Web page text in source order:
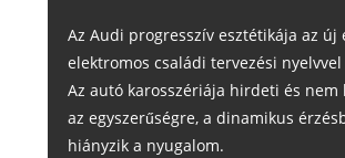
Az Audi progresszív esztétikája az új
elektromos családi tervezési nyelvvel
Az autó karosszériája hirdeti és nem
az egyszerűségre, a dinamikus
hiányzik a nyugalom.